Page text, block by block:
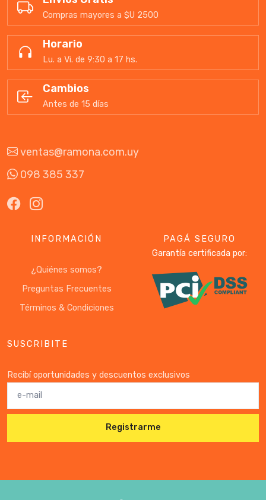
Compras mayores a $U 2500
Horario
Lu. a Vi. de 9:30 a 17 hs.
Cambios
Antes de 15 días
ventas@ramona.com.uy
098 385 337
INFORMACIÓN
¿Quiénes somos?
Preguntas Frecuentes
Términos & Condiciones
PAGÁ SEGURO
Garantía certificada por:
SUSCRIBITE
Recibí oportunidades y descuentos exclusivos
Registrarme